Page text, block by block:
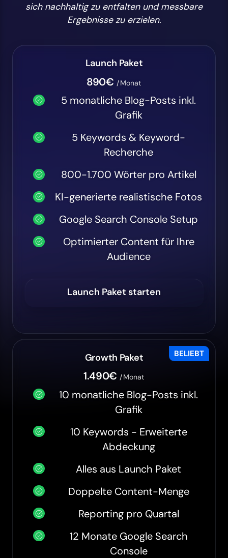
sich nachhaltig zu entfalten und messbare
Ergebnisse zu erzielen.
Launch Paket
890€ /Monat
5 monatliche Blog-Posts inkl.
Grafik
5 Keywords & Keyword-
Recherche
800-1.700 Wörter pro Artikel
KI-generierte realistische Fotos
Google Search Console Setup
Optimierter Content für Ihre
Audience
Launch Paket starten
BELIEBT
Growth Paket
1.490€ /Monat
10 monatliche Blog-Posts inkl.
Grafik
10 Keywords - Erweiterte
Abdeckung
Alles aus Launch Paket
Doppelte Content-Menge
Reporting pro Quartal
12 Monate Google Search
Console